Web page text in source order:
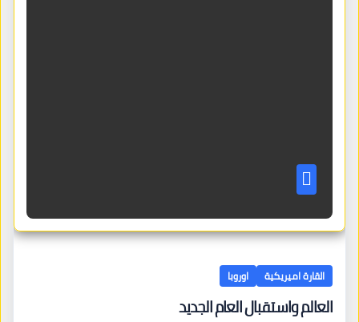
القارة اميريكية اوروبا
العالم واستقبال العام الجديد